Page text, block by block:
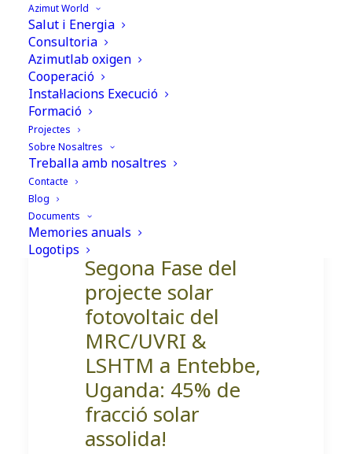
Azimut World
Salut i Energia
Consultoria
Azimutlab oxigen
Cooperació
Instal·lacions Execució
Formació
Projectes
Sobre Nosaltres
Treballa amb nosaltres
Contacte
Blog
Documents
Memories anuals
Logotips
Segona Fase del projecte
solar fotovoltaic del
MRC/UVRI & LSHTM a
Entebbe, Uganda: 45% de
fracció solar assolida!
Segona Fase del
projecte solar
fotovoltaic del
MRC/UVRI &
LSHTM a Entebbe,
Uganda: 45% de
fracció solar
assolida!